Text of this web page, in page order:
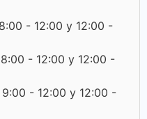
- 12:00 y 12:00 -
- 12:00 y 12:00 -
9:00 - 12:00 y 12:00 -